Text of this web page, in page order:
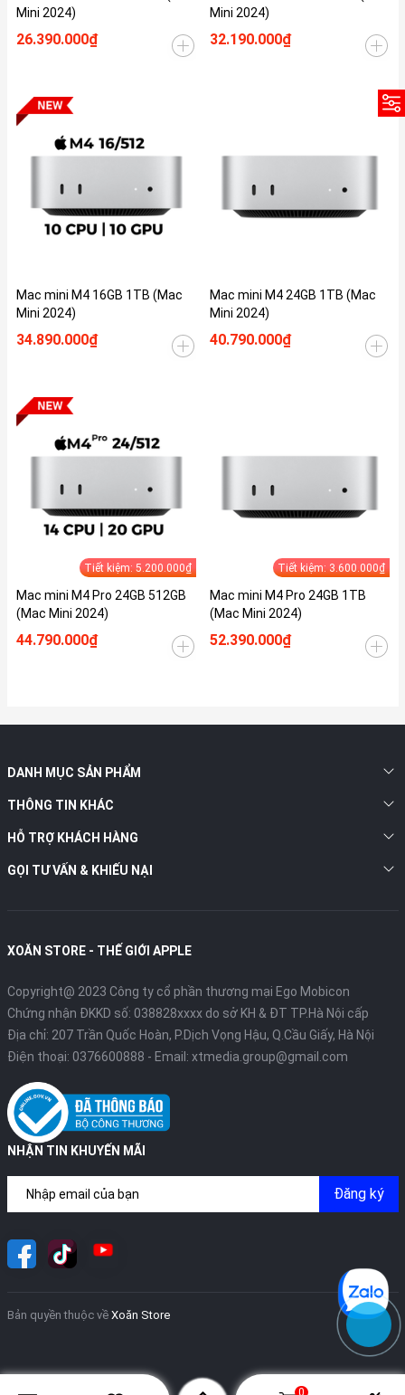
Mini 2024)
26.390.000₫
Mini 2024)
32.190.000₫
Mac mini M4 16GB 1TB (Mac
Mini 2024)
34.890.000₫
Mac mini M4 24GB 1TB (Mac
Mini 2024)
40.790.000₫
Tiết kiệm: 5.200.000₫
Mac mini M4 Pro 24GB 512GB
(Mac Mini 2024)
44.790.000₫
Tiết kiệm: 3.600.000₫
Mac mini M4 Pro 24GB 1TB
(Mac Mini 2024)
52.390.000₫
DANH MỤC SẢN PHẨM
THÔNG TIN KHÁC
HỖ TRỢ KHÁCH HÀNG
GỌI TƯ VẤN & KHIẾU NẠI
XOĂN STORE - THẾ GIỚI APPLE
Copyright@ 2023 Công ty cổ phần thương mại Ego Mobicon
Chứng nhận ĐKKD số: 038828xxxx do sở KH & ĐT TP.Hà Nội cấp
Địa chỉ: 207 Trần Quốc Hoàn, P.Dịch Vọng Hậu, Q.Cầu Giấy, Hà Nội
Điện thoại: 0376600888 - Email: xtmedia.group@gmail.com
NHẬN TIN KHUYẾN MÃI
Đăng ký
Bản quyền thuộc về Xoăn Store
0